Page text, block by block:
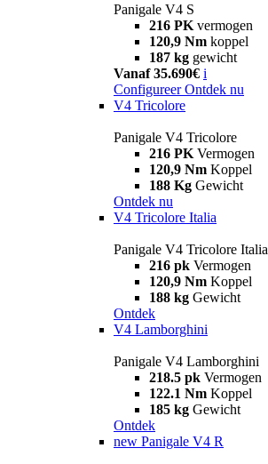
Panigale V4 S
216 PK vermogen
120,9 Nm koppel
187 kg gewicht
Vanaf 35.690€ i
Configureer Ontdek nu
V4 Tricolore
Panigale V4 Tricolore
216 PK Vermogen
120,9 Nm Koppel
188 Kg Gewicht
Ontdek nu
V4 Tricolore Italia
Panigale V4 Tricolore Italia
216 pk Vermogen
120,9 Nm Koppel
188 kg Gewicht
Ontdek
V4 Lamborghini
Panigale V4 Lamborghini
218.5 pk Vermogen
122.1 Nm Koppel
185 kg Gewicht
Ontdek
new Panigale V4 R